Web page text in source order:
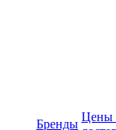
Бренды
Цены